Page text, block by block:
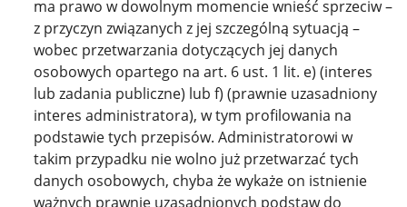
ma prawo w dowolnym momencie wnieść sprzeciw –
z przyczyn związanych z jej szczególną sytuacją –
wobec przetwarzania dotyczących jej danych
osobowych opartego na art. 6 ust. 1 lit. e) (interes
lub zadania publiczne) lub f) (prawnie uzasadniony
interes administratora), w tym profilowania na
podstawie tych przepisów. Administratorowi w
takim przypadku nie wolno już przetwarzać tych
danych osobowych, chyba że wykaże on istnienie
ważnych prawnie uzasadnionych podstaw do